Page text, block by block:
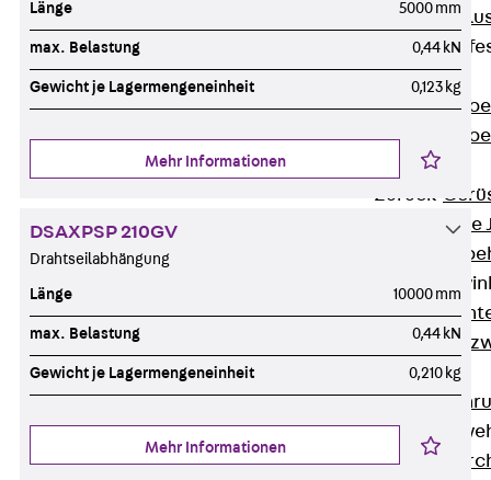
Zurück
Gerüstschuhe
Zurück
Gerüstschuhe
Zurück
Zurück
Zurück
Länge 5000 mm
max. Belastung 0,44 kN
Gewicht je Lagermengeneinheit 0,123 kg
Mehr Informationen
DSAXPSP 210GV
Drahtseilabhängung
Länge 10000 mm
max. Belastung 0,44 kN
Gewicht je Lagermengeneinheit 0,210 kg
Mehr Informationen